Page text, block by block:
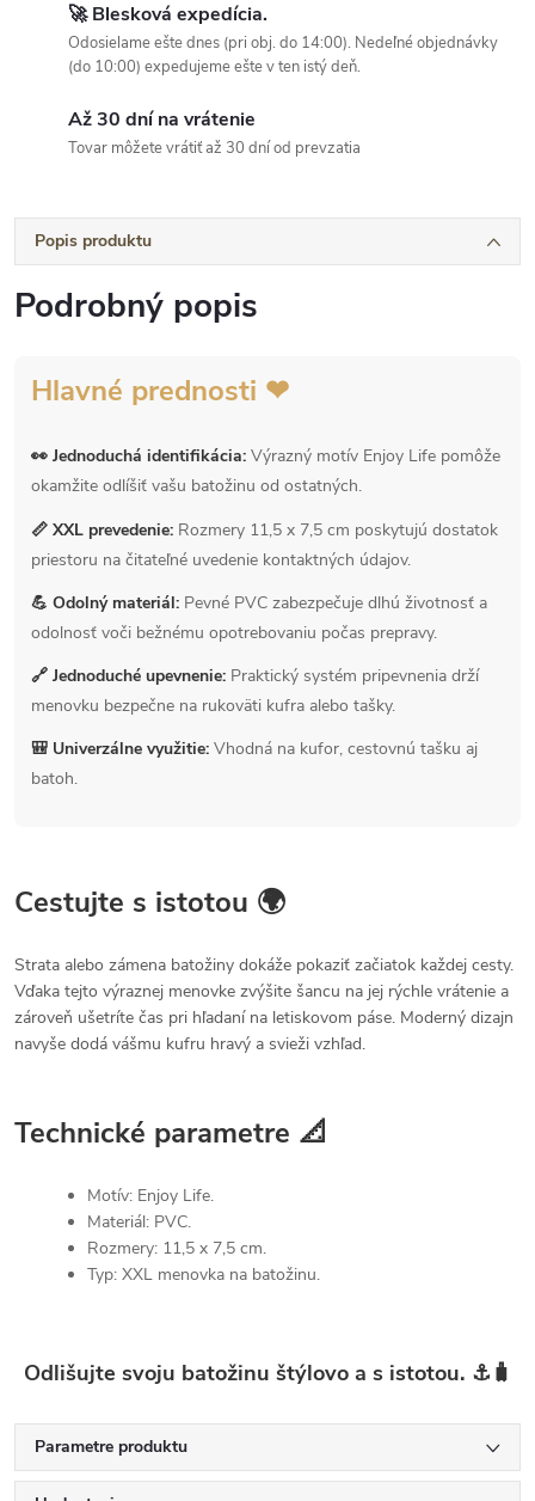
🚀 Blesková expedícia.
Odosielame ešte dnes (pri obj. do 14:00). Nedeľné objednávky
(do 10:00) expedujeme ešte v ten istý deň.
Až 30 dní na vrátenie
Tovar môžete vrátiť až 30 dní od prevzatia
Popis produktu
Podrobný popis
Hlavné prednosti ❤
👀 Jednoduchá identifikácia: Výrazný motív Enjoy Life pomôže
okamžite odlíšiť vašu batožinu od ostatných.
📏 XXL prevedenie: Rozmery 11,5 x 7,5 cm poskytujú dostatok
priestoru na čitateľné uvedenie kontaktných údajov.
💪 Odolný materiál: Pevné PVC zabezpečuje dlhú životnosť a
odolnosť voči bežnému opotrebovaniu počas prepravy.
🔗 Jednoduché upevnenie: Praktický systém pripevnenia drží
menovku bezpečne na rukoväti kufra alebo tašky.
🎒 Univerzálne využitie: Vhodná na kufor, cestovnú tašku aj
batoh.
Cestujte s istotou 🌍
Strata alebo zámena batožiny dokáže pokaziť začiatok každej cesty.
Vďaka tejto výraznej menovke zvýšite šancu na jej rýchle vrátenie a
zároveň ušetríte čas pri hľadaní na letiskovom páse. Moderný dizajn
navyše dodá vášmu kufru hravý a svieži vzhľad.
Technické parametre 📐
Motív: Enjoy Life.
Materiál: PVC.
Rozmery: 11,5 x 7,5 cm.
Typ: XXL menovka na batožinu.
Odlišujte svoju batožinu štýlovo a s istotou. ⚓🧳
Parametre produktu